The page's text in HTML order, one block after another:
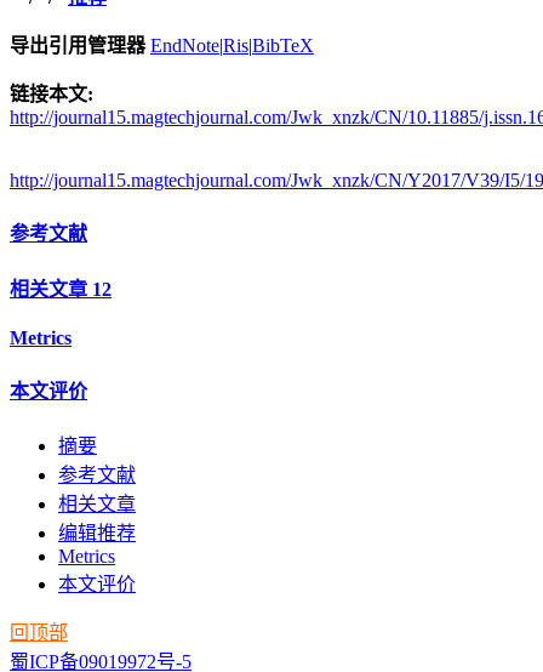
导出引用管理器 EndNote|Ris|BibTeX
链接本文:
http://journal15.magtechjournal.com/Jwk_xnzk/CN/10.11885/
http://journal15.magtechjournal.com/Jwk_xnzk/CN/Y2017/V39/I5/19
参考文献
相关文章 12
Metrics
本文评价
摘要
参考文献
相关文章
编辑推荐
Metrics
本文评价
回顶部
蜀ICP备09019972号-5